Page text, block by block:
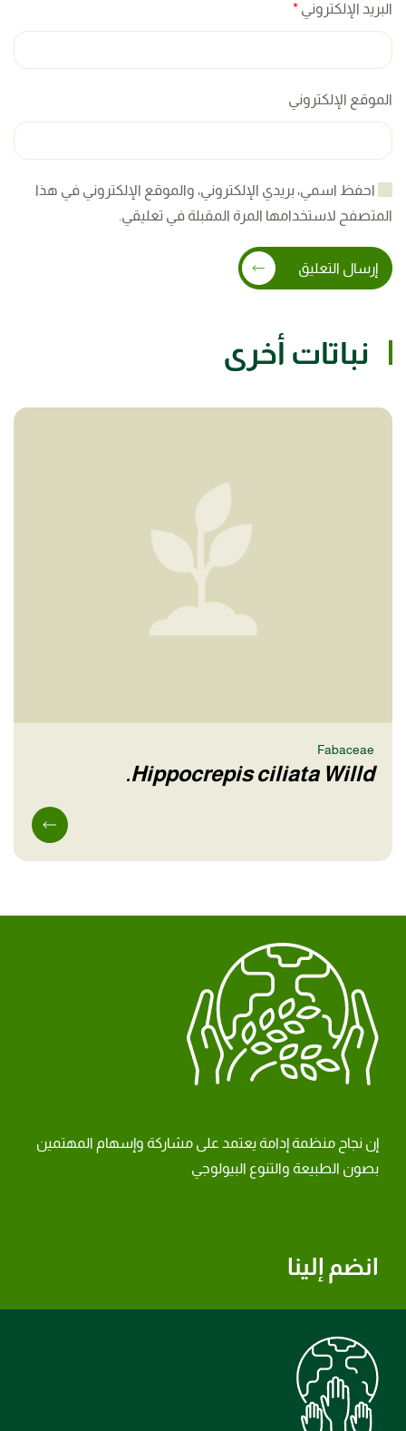
البريد الإلكتروني *
الموقع الإلكتروني
احفظ اسمي، بريدي الإلكتروني، والموقع الإلكتروني في هذا
المتصفح لاستخدامها المرة المقبلة في تعليقي.
إرسال التعليق
نباتات أخرى
Fabaceae
Hippocrepis ciliata Willd.
انضم إلينا
إن نجاح منظمة إدامة يعتمد على مشاركة وإسهام المهتمين
بصون الطبيعة والتنوع البيولوجي